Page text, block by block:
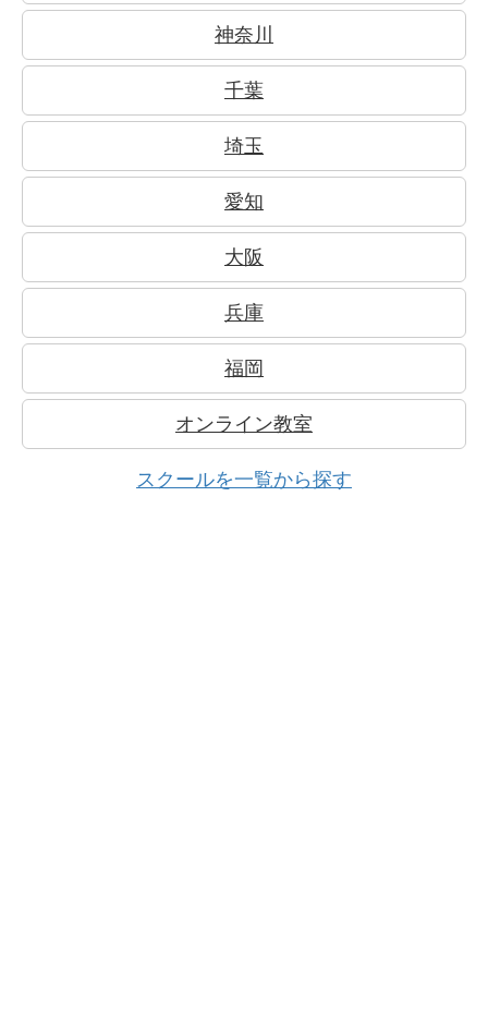
神奈川
千葉
埼玉
愛知
大阪
兵庫
福岡
オンライン教室
スクールを一覧から探す